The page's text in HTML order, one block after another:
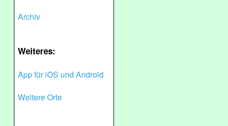
Archiv
Weiteres:
App für iOS und Android
Weitere Orte